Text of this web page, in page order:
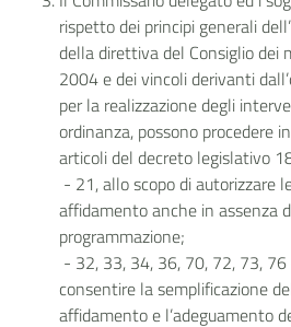
rispetto dei principi generali
della direttiva del Consiglio dei
2004 e dei vincoli derivanti
per la realizzazione degli
ordinanza, possono procedere
articoli del decreto legislativo
- 21, allo scopo di autorizzare
affidamento anche in assenza
programmazione;
- 32, 33, 34, 36, 70, 72, 73,
consentire la semplificazione
affidamento e l’adeguamento